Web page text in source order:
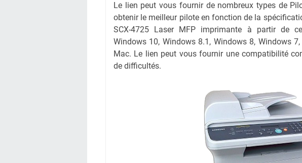
Le lien peut vous fournir de nombreux types de
obtenir le meilleur pilote en fonction de la
SCX-4725 Laser MFP imprimante à partir de
Windows 10, Windows 8.1, Windows 8, Windows
Mac. Le lien peut vous fournir une compatibilité
de difficultés.